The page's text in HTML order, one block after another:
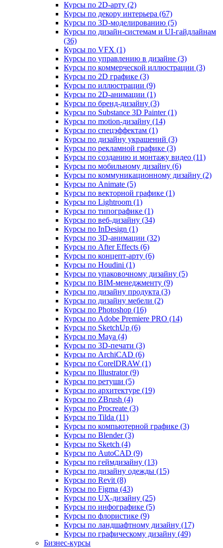
Курсы по 2D‑арту (2)
Курсы по декору интерьера (67)
Курсы по 3D‑моделированию (5)
Курсы по дизайн-системам и UI-гайдлайнам
(36)
Курсы по VFX (1)
Курсы по управлению в дизайне (3)
Курсы по коммерческой иллюстрации (3)
Курсы по 2D графике (3)
Курсы по иллюстрации (9)
Курсы по 2D‑анимации (1)
Курсы по бренд‑дизайну (3)
Курсы по Substance 3D Painter (1)
Курсы по motion-дизайну (14)
Курсы по спецэффектам (1)
Курсы по дизайну украшений (3)
Курсы по рекламной графике (3)
Курсы по созданию и монтажу видео (11)
Курсы по мобильному дизайну (6)
Курсы по коммуникационному дизайну (2)
Курсы по Animate (5)
Курсы по векторной графике (1)
Курсы по Lightroom (1)
Курсы по типографике (1)
Курсы по веб‑дизайну (34)
Курсы по InDesign (1)
Курсы по 3D‑анимации (32)
Курсы по After Effects (6)
Курсы по концепт‑арту (6)
Курсы по Houdini (1)
Курсы по упаковочному дизайну (5)
Курсы по BIM‑менеджменту (9)
Курсы по дизайну продукта (3)
Курсы по дизайну мебели (2)
Курсы по Photoshop (16)
Курсы по Adobe Premiere PRO (14)
Курсы по SketchUp (6)
Курсы по Maya (4)
Курсы по 3D-печати (3)
Курсы по ArchiCAD (6)
Курсы по CorelDRAW (1)
Курсы по Illustrator (9)
Курсы по ретуши (5)
Курсы по архитектуре (19)
Курсы по ZBrush (4)
Курсы по Procreate (3)
Курсы по Tilda (11)
Курсы по компьютерной графике (3)
Курсы по Blender (3)
Курсы по Sketch (4)
Курсы по AutoCAD (9)
Курсы по геймдизайну (13)
Курсы по дизайну одежды (15)
Курсы по Revit (8)
Курсы по Figma (43)
Курсы по UX‑дизайну (25)
Курсы по инфографике (5)
Курсы по флористике (9)
Курсы по ландшафтному дизайну (17)
Курсы по графическому дизайну (49)
Бизнес-курсы